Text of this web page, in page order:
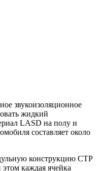
звукоизоляционное
жидкий
LASD на полу и
составляет около
конструкцию CTP
этом каждая ячейка